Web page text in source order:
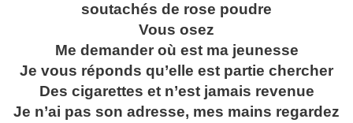
soutachés de rose poudre
Vous osez
Me demander où est ma jeunesse
Je vous réponds qu’elle est partie chercher
Des cigarettes et n’est jamais revenue
Je n’ai pas son adresse, mes mains regardez